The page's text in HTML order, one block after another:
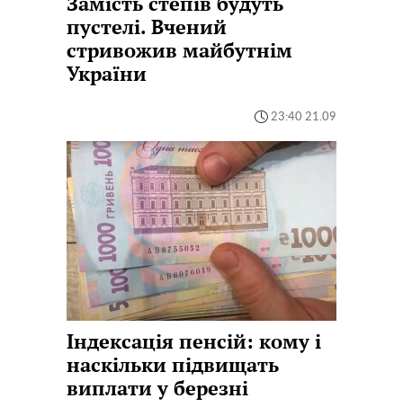
пустелі. Вчений
стривожив майбутнім
України
23:40 21.09
Індексація пенсій: кому і
наскільки підвищать
виплати у березні